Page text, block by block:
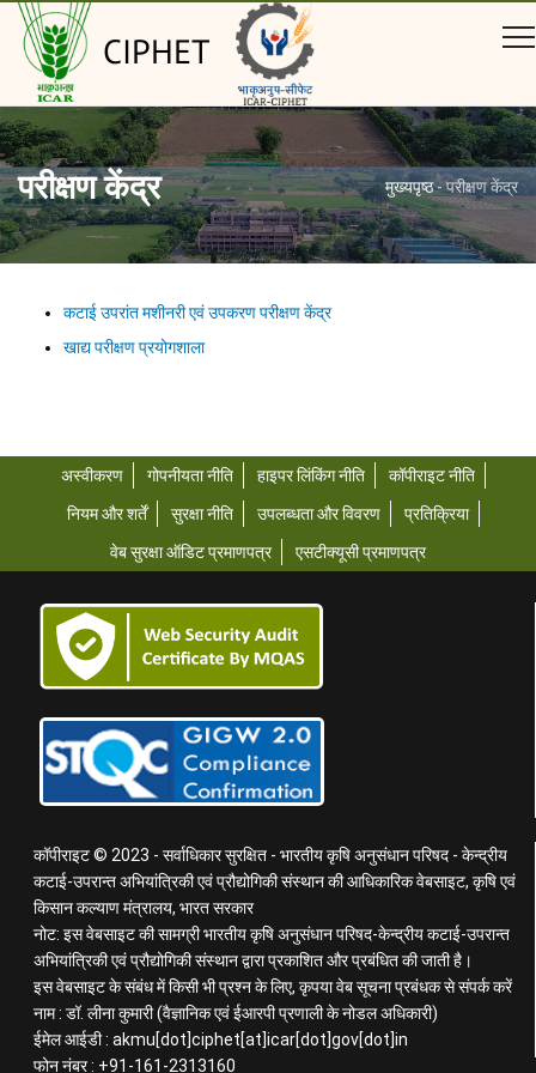
CIPHET
परीक्षण केंद्र मुख्यपृष्ठ-परीक्षण केंद्र
कटाई उपरांत मशीनरी एवं उपकरण परीक्षण केंद्र
खाद्य परीक्षण प्रयोगशाला
अस्वीकरण गोपनीयता नीति हाइपर लिंकिंग नीति
कॉपीराइट नीति
नियम और शर्तें
सुरक्षा नीति उपलब्धता और विवरण
प्रतिक्रिया
वेब सुरक्षा ऑडिट प्रमाणपत्र
एसटीक्यूसी प्रमाणपत्र
कॉपीराइट © 2023 - सर्वाधिकार सुरक्षित - भारतीय कृषि अनुसंधान परिषद - केन्द्रीय
कटाई-उपरान्त अभियांत्रिकी एवं प्रौद्योगिकी संस्थान की आधिकारिक वेबसाइट, कृषि एवं
किसान कल्याण मंत्रालय, भारत सरकार
नोट: इस वेबसाइट की सामग्री भारतीय कृषि अनुसंधान परिषद-केन्द्रीय कटाई-उपरान्त
अभियांत्रिकी एवं प्रौद्योगिकी संस्थान द्वारा प्रकाशित और प्रबंधित की जाती है।
इस वेबसाइट के संबंध में किसी भी प्रश्न के लिए, कृपया वेब सूचना प्रबंधक से संपर्क करें
नाम : डॉ. लीना कुमारी (वैज्ञानिक एवं ईआरपी प्रणाली के नोडल अधिकारी)
ईमेल आईडी : akmu[dot]ciphet[at]icar[dot]gov[dot]in
फोन नंबर : +91-161-2313160